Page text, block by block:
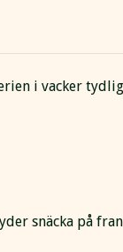
i vacker
snäcka på